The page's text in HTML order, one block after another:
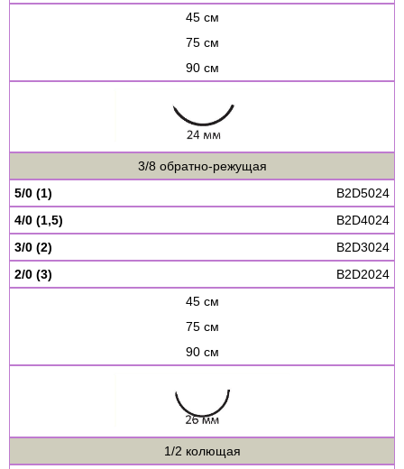
45 см
75 см
90 см
3/8 обратно-режущая
5/0 (1)
B2D5024
4/0 (1,5)
B2D4024
3/0 (2)
B2D3024
2/0 (3)
B2D2024
45 см
75 см
90 см
1/2 колющая